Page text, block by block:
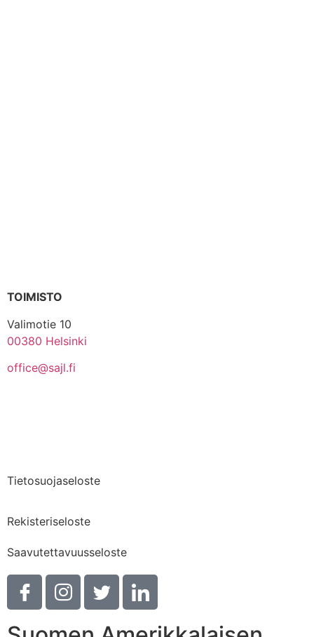
TOIMISTO
Valimotie 10
00380 Helsinki
office@sajl.fi
Tietosuojaseloste
Rekisteriseloste
Saavutettavuusseloste